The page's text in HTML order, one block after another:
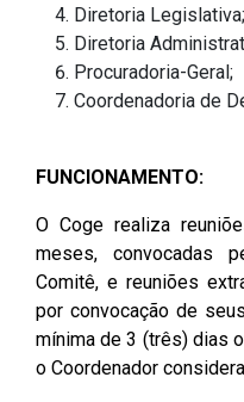
Assessoria Jurídica e
Institucionais
Coordenadoria de
Cerimonial
Comitê de Imprensa
1ª Companhia do
Malce - Memorial da
Deputado Pontes Neto
Procon Alece
Sala do Empreendedor
Tributação
Previdência Social e
Trabalho, Administração
Serviço Publico
Turismo e Serviços
Viação, Transporte e
Diretoria Legislativa;
Diretoria
Procuradoria-Geral;
Coordenadoria de
FUNCIONAMENTO:
O Coge realiza
meses, convocadas
Comitê, e reuniões
por convocação de
mínima de 3 (três) dias
o Coordenador